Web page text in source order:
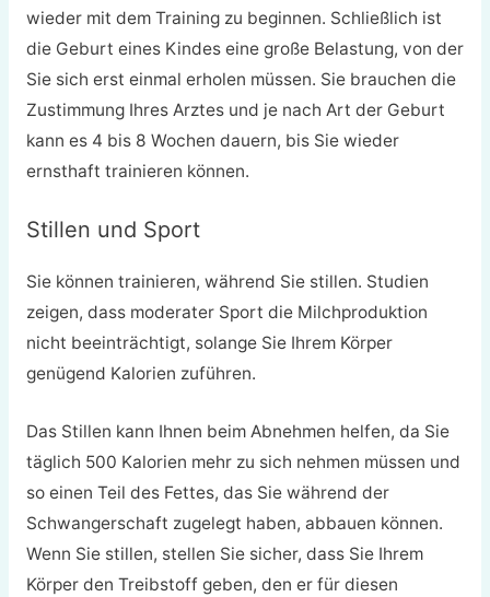
wieder mit dem Training zu beginnen. Schließlich ist
die Geburt eines Kindes eine große Belastung, von der
Sie sich erst einmal erholen müssen. Sie brauchen die
Zustimmung Ihres Arztes und je nach Art der Geburt
kann es 4 bis 8 Wochen dauern, bis Sie wieder
ernsthaft trainieren können.
Stillen und Sport
Sie können trainieren, während Sie stillen. Studien
zeigen, dass moderater Sport die Milchproduktion
nicht beeinträchtigt, solange Sie Ihrem Körper
genügend Kalorien zuführen.
Das Stillen kann Ihnen beim Abnehmen helfen, da Sie
täglich 500 Kalorien mehr zu sich nehmen müssen und
so einen Teil des Fettes, das Sie während der
Schwangerschaft zugelegt haben, abbauen können.
Wenn Sie stillen, stellen Sie sicher, dass Sie Ihrem
Körper den Treibstoff geben, den er für diesen